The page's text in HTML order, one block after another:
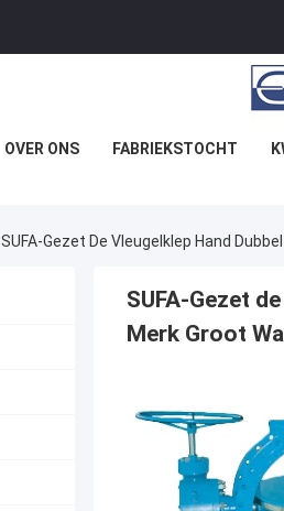
OVER ONS FABRIEKSTOCHT
SUFA-Gezet De Vleugelklep Hand
SUFA-Gezet
Merk Groot